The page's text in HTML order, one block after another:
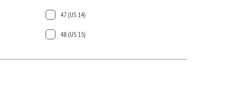
47 (US 14)
48 (US 15)